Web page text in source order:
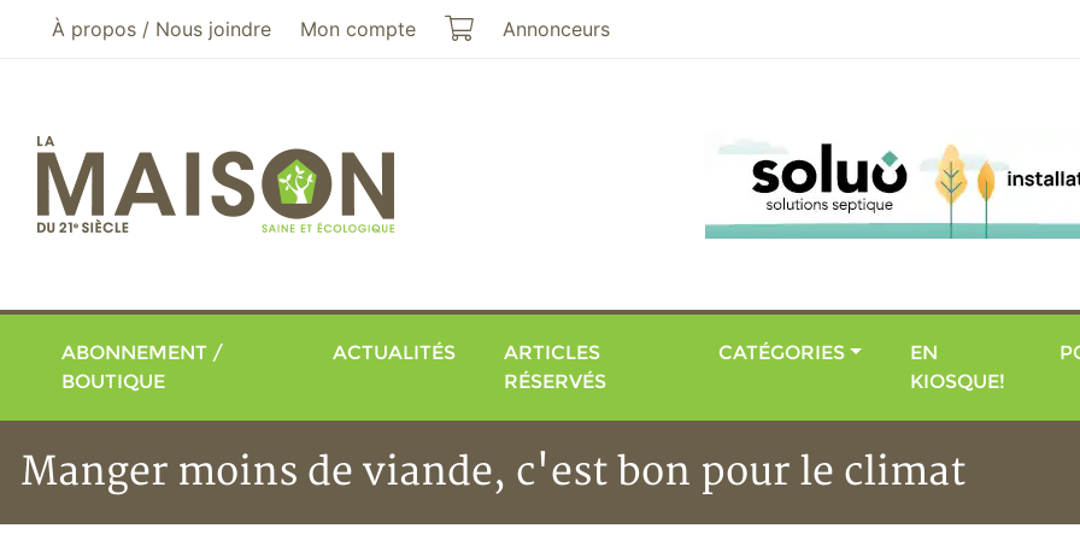
Aller au menu principal
Aller au contenu principal
À propos / Nous joindre Mon compte Mon panier
Annonceurs
ABONNEMENT /
BOUTIQUE
ACTUALITÉS
ARTICLES
RÉSERVÉS
CATÉGORIES
EN
KIOSQUE!
Manger moins de viande, c'est bon pour le climat